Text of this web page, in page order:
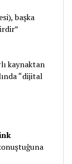
başka
kaynaktan
“dijital